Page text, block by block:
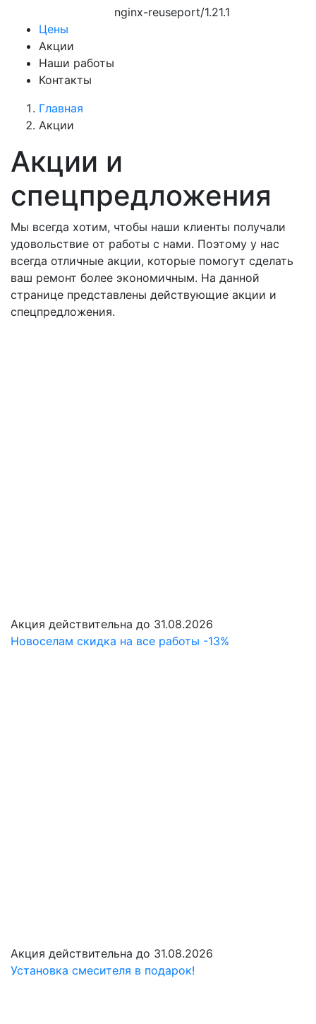
nginx-reuseport/1.21.1
Цены
Акции
Наши работы
Контакты
Главная
Акции
Акции и
спецпредложения
Мы всегда хотим, чтобы наши клиенты получали
удовольствие от работы с нами. Поэтому у нас
всегда отличные акции, которые помогут сделать
ваш ремонт более экономичным. На данной
странице представлены действующие акции и
спецпредложения.
Акция действительна до 31.08.2026
Новоселам скидка на все работы -13%
Акция действительна до 31.08.2026
Установка смесителя в подарок!